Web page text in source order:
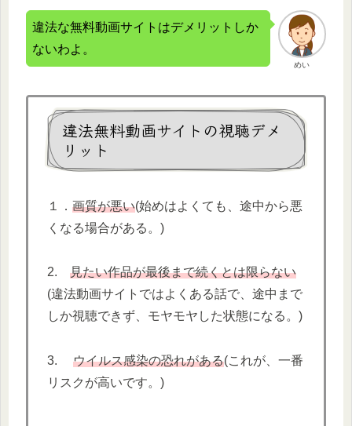
めい
違法な無料動画サイトはデメリットしか
ないわよ。
違法無料動画サイトの視聴デメ
リット
１． 画質が悪い(始めはよくても、途中から悪
くなる場合がある。)
2. 見たい作品が最後まで続くとは限らない
(違法動画サイトではよくある話で、途中まで
しか視聴できず、モヤモヤした状態になる。)
3. ウイルス感染の恐れがある(これが、一番
リスクが高いです。)